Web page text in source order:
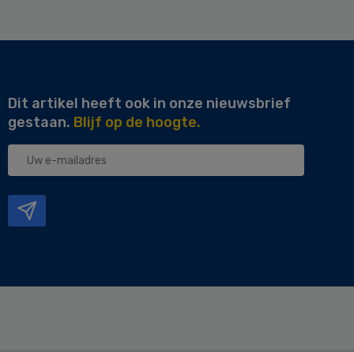
Dit artikel heeft ook in onze nieuwsbrief
gestaan. Blijf op de hoogte.
Uw